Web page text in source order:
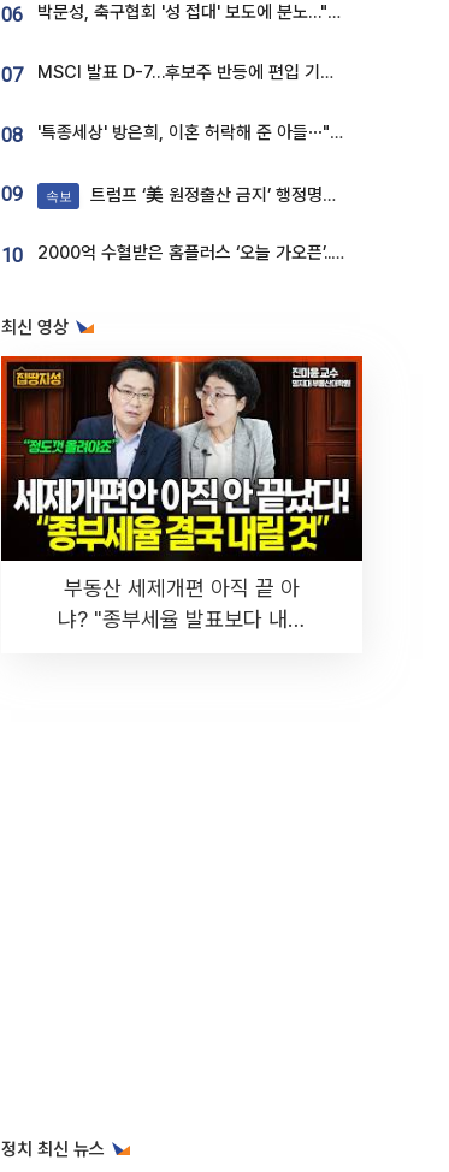
06 박문성, 축구협회 '성 접대' 보도에 분노…"다 말아먹으려고 작정했나"
07 MSCI 발표 D-7…후보주 반등에 편입 기대 재점화
08 '특종세상' 방은희, 이혼 허락해 준 아들⋯"너무 잘 커줬다" 오열
09 속보 트럼프 ‘美 원정출산 금지’ 행정명령 서명
10 2000억 수혈받은 홈플러스 ‘오늘 가오픈’...13일 정식 개장 시험대
최신 영상
부동산 세제개편 아직 끝 아
냐? "종부세율 발표보다 내릴
정치 최신 뉴스